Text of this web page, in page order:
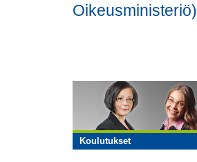
Oikeusministeriö)
Koulutukset